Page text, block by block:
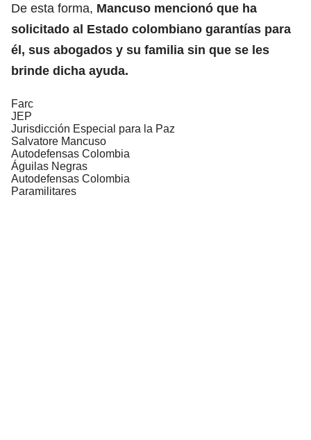
De esta forma, Mancuso mencionó que ha
solicitado al Estado colombiano garantías para
él, sus abogados y su familia sin que se les
brinde dicha ayuda.
Farc
JEP
Jurisdicción Especial para la Paz
Salvatore Mancuso
Autodefensas Colombia
Águilas Negras
Autodefensas Colombia
Paramilitares